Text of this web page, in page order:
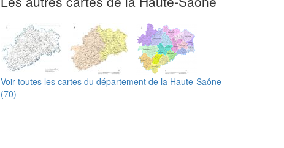
Voir toutes les cartes du département de la Haute-Saône
(70)